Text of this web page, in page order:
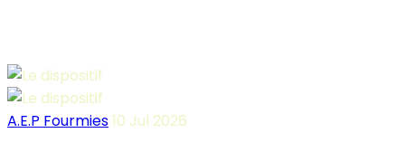
A.E.P Fourmies10 Jul 2026